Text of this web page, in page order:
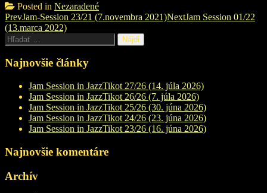
Posted in Nezaradené
Post
navigation
PrevJam-Session 23/21 (7.novembra 2021)NextJam Session 01/22
(13.marca 2022)
Hľadať:
Najnovšie články
Jam Session in JazzTikot 27/26 (14. júla 2026)
Jam Session in JazzTikot 26/26 (7. júla 2026)
Jam Session in JazzTikot 25/26 (30. júna 2026)
Jam Session in JazzTikot 24/26 (23. júna 2026)
Jam Session in JazzTikot 23/26 (16. júna 2026)
Najnovšie komentáre
Archív